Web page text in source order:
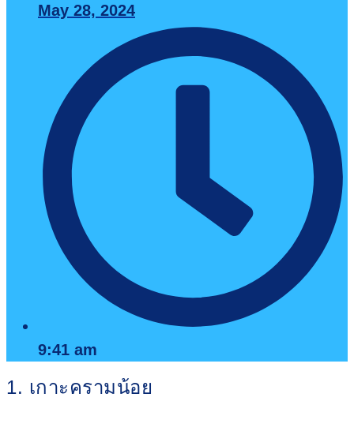
May 28, 2024
9:41 am
1. เกาะครามน้อย